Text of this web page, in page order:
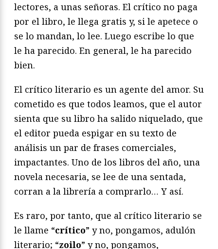
lectores, a unas señoras. El crítico no paga
por el libro, le llega gratis y, si le apetece o
se lo mandan, lo lee. Luego escribe lo que
le ha parecido. En general, le ha parecido
bien.
El crítico literario es un agente del amor. Su
cometido es que todos leamos, que el autor
sienta que su libro ha salido niquelado, que
el editor pueda espigar en su texto de
análisis un par de frases comerciales,
impactantes. Uno de los libros del año, una
novela necesaria, se lee de una sentada,
corran a la librería a comprarlo… Y así.
Es raro, por tanto, que al crítico literario se
le llame “crítico” y no, pongamos, adulón
literario; “zoilo” y no, pongamos,